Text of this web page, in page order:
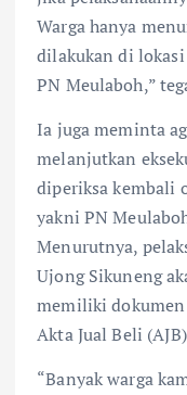
Warga hanya
dilakukan di lokasi
PN Meulaboh,”
Ia juga meminta
melanjutkan
diperiksa kembali
yakni PN
Menurutnya,
Ujong Sikuneng
memiliki
Akta Jual Beli
“Banyak warga